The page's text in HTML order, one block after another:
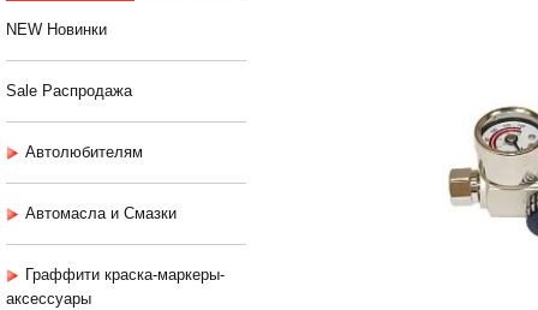
NEW Новинки
Sale Распродажа
Автолюбителям
Автомасла и Смазки
Граффити краска-маркеры-
аксессуары